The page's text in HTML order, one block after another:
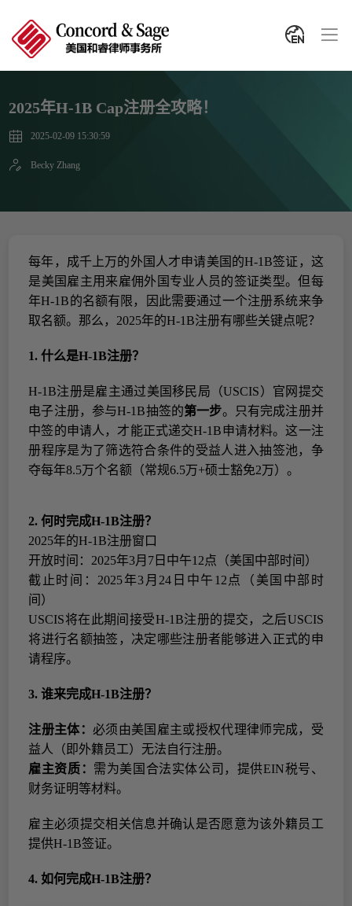
2025年H-1B Cap注册全攻略！
2025-02-09 15:30:59
Becky Zhang
每年，成千上万的外国人才申请美国的H-1B签证，这
是美国雇主用来雇佣外国专业人员的签证类型。但每
年H-1B的名额有限，因此需要通过一个注册系统来争
取名额。那么， 2025年的H-1B注册有哪些关键点呢？
1.什么是H-1B注册？
H-1B注册是雇主通过美国移民局（USCIS）官网提交
电子注册，参与H-1B抽签的第一步。只有完成注册并
中签的申请人，才能正式递交H-1B 申请材料。这一注
册程序是为了筛选符合条件的受益人进入抽签池，争
夺每年8.5万个名额（常规6.5万+硕士豁免2万）。
2.何时完成H-1B注册？
2025年的H-1B注册窗口
开放时间： 2025年3月 7 日中午12点（美国中部时间）
截止时间： 2025年3 月 24 日中午 12 点（美国中部时
间）
USCIS将在此期间接受H-1B注册的提交 ， 之后USCIS
将进行名额抽签，决定哪些注册者能够进入正式的申
请程序。
3.谁来完成H-1B注册？
注册主体： 必须由美国雇主或授权代理律师完成，受
益人（即外籍员工）无法自行注册。
雇主资质： 需为美国合法实体公司，提供EIN税号、
财务证明等材料。
雇主必须提交相关信息并确认是否愿意为该外籍员工
提供H-1B签证。
4.如何完成H-1B注册？